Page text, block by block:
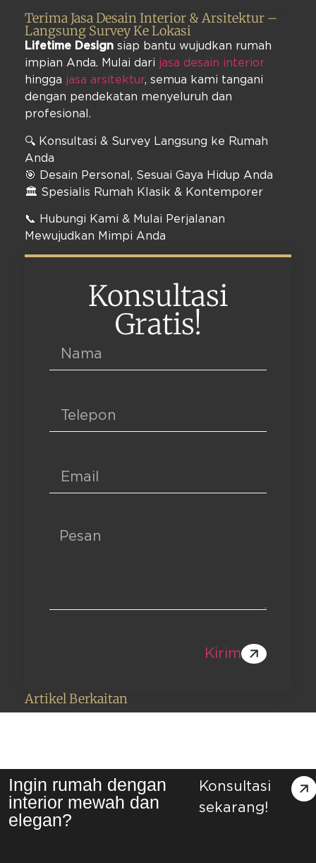
Terima Jasa Desain Interior & Arsitektur –
Langsung Survey Ke Lokasi
Lifetime Design siap bantu wujudkan rumah
impian Anda. Mulai dari jasa desain interior
hingga jasa arsitektur, semua kami tangani
dengan pendekatan menyeluruh dan
profesional.
🔍 Konsultasi & Survey Langsung ke Rumah
Anda
🎯 Desain Personal, Sesuai Gaya Hidup Anda
🏛️ Spesialis Rumah Klasik & Kontemporer
📞 Hubungi Kami & Mulai Perjalanan
Mewujudkan Mimpi Anda
Konsultasi
Gratis!
Kirim
Artikel Berkaitan
Ingin rumah dengan
interior mewah dan
elegan?
Konsultasi
sekarang!